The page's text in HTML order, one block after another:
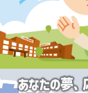
リをご希望の方
専門職が、個別の
サポートをさせて
です。